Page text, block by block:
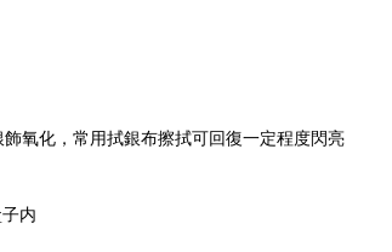
氧化，常用拭銀布擦拭可回復一定程度閃亮
内